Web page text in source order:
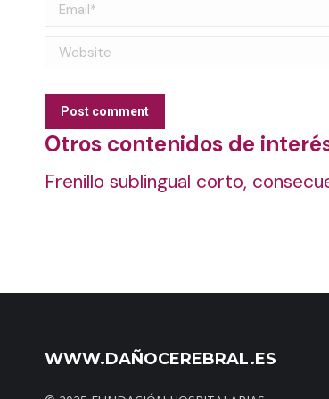
Email *
Website
Post comment
Otros contenidos de
Frenillo sublingual corto,
WWW.DAÑOCEREBRAL.ES